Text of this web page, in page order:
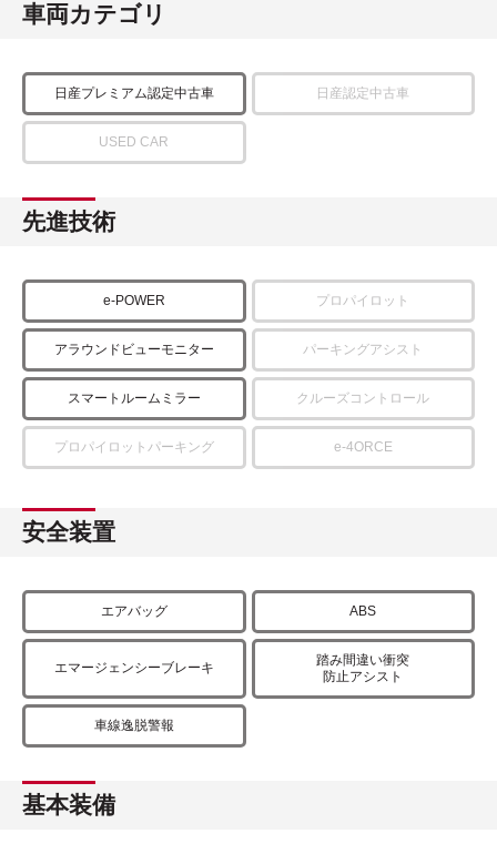
車両カテゴリ
日産プレミアム認定中古車 日産認定中古車
USED CAR
先進技術
e-POWER プロパイロット
アラウンドビューモニター パーキングアシスト
スマートルームミラー クルーズコントロール
プロパイロットパーキング e-4ORCE
安全装置
エアバッグ ABS
エマージェンシーブレーキ
踏み間違い衝突
防止アシスト
車線逸脱警報
基本装備